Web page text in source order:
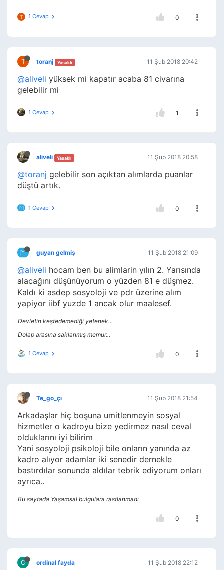
T 1 Cevap 0
T toranj Yasaklı 11 Şub 2018 20:42
@aliveli yüksek mi kapatır acaba 81 civarına
gelebilir mi
1 Cevap 1
aliveli Yasaklı 11 Şub 2018 20:58
@toranj gelebilir son açıktan alımlarda puanlar
düştü artık.
1 Cevap 0
guyan gelmiş 11 Şub 2018 21:09
@aliveli hocam ben bu alimlarin yılın 2. Yarısında
alacağını düşünüyorum o yüzden 81 e düşmez.
Kaldı ki asdep sosyoloji ve pdr üzerine alım
yapiyor iibf yuzde 1 ancak olur maalesef.
Devletin keşfedemediği yetenek...
Dolap arasına saklanmış memur...
1 Cevap 0
Te_go_çı 11 Şub 2018 21:54
Arkadaşlar hiç boşuna umitlenmeyin sosyal
hizmetler o kadroyu bize yedirmez nasıl ceval
olduklarını iyi bilirim
Yani sosyoloji psikoloji bile onların yanında az
kadro alıyor adamlar iki senedir dernekle
bastırdılar sonunda aldılar tebrik ediyorum onları
ayrıca..
Bu sayfada Yaşamsal bulgulara rastlanmadı
0
O ordinal fayda 11 Şub 2018 22:12